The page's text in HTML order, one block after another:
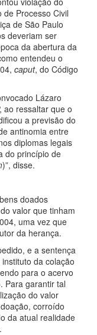
Processo Civil
de São Paulo
deveriam ser
da abertura da
entendeu o
caput, do Código
Lázaro
ao ressaltar que o
a previsão do
antinomia entre
diplomas legais
do princípio de
)”, disse.
doados
valor que tinham
uma vez que
da herança.
e a sentença
da colação
para o acervo
Para garantir tal
do valor
corroído
da atual realidade